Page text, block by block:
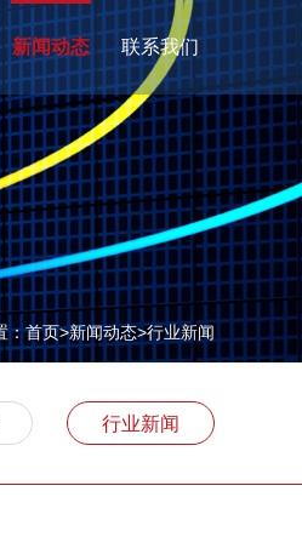
新闻动态 联系我们
：首页>新闻动态>行业新闻
行业新闻